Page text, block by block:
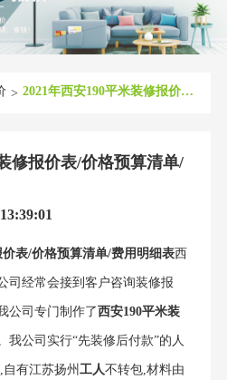
> 2021年西安190平米装修报价表/价格预算清单/费用明细表
修报价表/价格预算清单/
表/价格预算清单/费用明细表西
司经常会接到客户咨询装修报
公司专门制作了西安190平米装
我公司实行“先装修后付款”的人
有江苏扬州 工人不转包,材料由